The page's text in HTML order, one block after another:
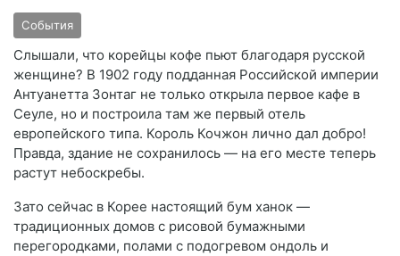
События
Слышали, что корейцы кофе пьют благодаря русской
женщине? В 1902 году подданная Российской империи
Антуанетта Зонтаг не только открыла первое кафе в
Сеуле, но и построила там же первый отель
европейского типа. Король Кочжон лично дал добро!
Правда, здание не сохранилось — на его месте теперь
растут небоскребы.
Зато сейчас в Корее настоящий бум ханок —
традиционных домов с рисовой бумажными
перегородками, полами с подогревом ондоль и